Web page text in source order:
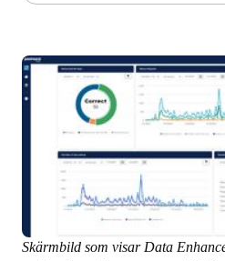
Skärmbild som visar Data